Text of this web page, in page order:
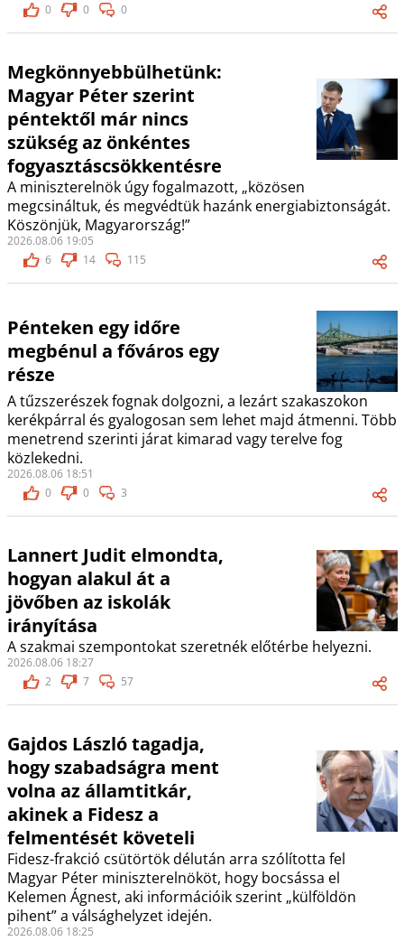
0
0 0
Megkönnyebbülhetünk:
Magyar Péter szerint
péntektől már nincs
szükség az önkéntes
fogyasztáscsökkentésre
A miniszterelnök úgy fogalmazott, „közösen
megcsináltuk, és megvédtük hazánk energiabiztonságát.
Köszönjük, Magyarország!”
2026.08.06 19:05
6
14 115
Pénteken egy időre
megbénul a főváros egy
része
A tűzszerészek fognak dolgozni, a lezárt szakaszokon
kerékpárral és gyalogosan sem lehet majd átmenni. Több
menetrend szerinti járat kimarad vagy terelve fog
közlekedni.
2026.08.06 18:51
0
0 3
Lannert Judit elmondta,
hogyan alakul át a
jövőben az iskolák
irányítása
A szakmai szempontokat szeretnék előtérbe helyezni.
2026.08.06 18:27
2
7 57
Gajdos László tagadja,
hogy szabadságra ment
volna az államtitkár,
akinek a Fidesz a
felmentését követeli
Fidesz-frakció csütörtök délután arra szólította fel
Magyar Péter miniszterelnököt, hogy bocsássa el
Kelemen Ágnest, aki információik szerint „külföldön
pihent” a válsághelyzet idején.
2026.08.06 18:25